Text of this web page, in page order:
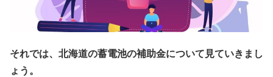
それでは、北海道の蓄電池の補助金について見ていきまし
ょう。